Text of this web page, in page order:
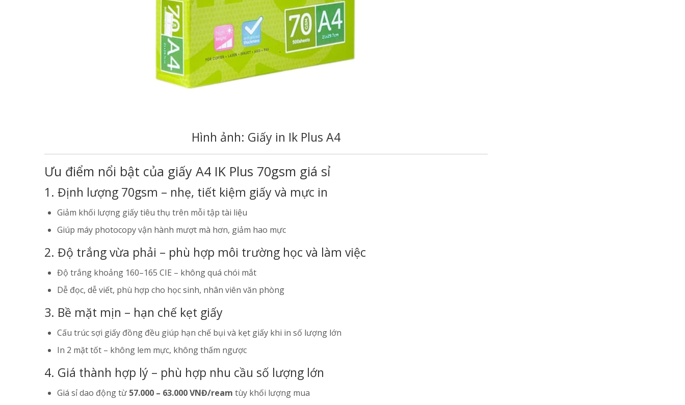
Hình ảnh: Giấy in Ik Plus A4
Ưu điểm nổi bật của giấy A4 IK Plus 70gsm giá sỉ
1. Định lượng 70gsm – nhẹ, tiết kiệm giấy và mực in
Giảm khối lượng giấy tiêu thụ trên mỗi tập tài liệu
Giúp máy photocopy vận hành mượt mà hơn, giảm hao mực
2. Độ trắng vừa phải – phù hợp môi trường học và làm việc
Độ trắng khoảng 160–165 CIE – không quá chói mắt
Dễ đọc, dễ viết, phù hợp cho học sinh, nhân viên văn phòng
3. Bề mặt mịn – hạn chế kẹt giấy
Cấu trúc sợi giấy đồng đều giúp hạn chế bụi và kẹt giấy khi in số lượng lớn
In 2 mặt tốt – không lem mực, không thấm ngược
4. Giá thành hợp lý – phù hợp nhu cầu số lượng lớn
Giá sỉ dao động từ 57.000 – 63.000 VNĐ/ream tùy khối lượng mua